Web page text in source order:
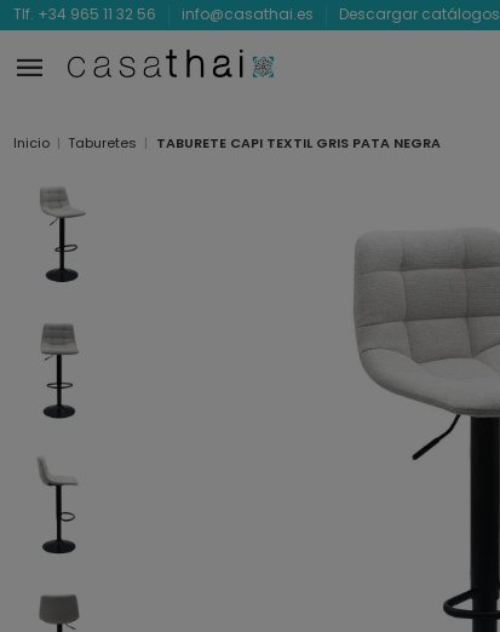
Tlf. +34 965 11 32 56 info@casathai.es Descargar catálogos
Inicio Taburetes TABURETE CAPI TEXTIL GRIS PATA NEGRA